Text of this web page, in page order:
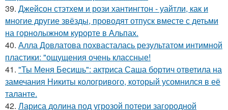
39. Джейсон стэтхем и рози хантингтон - уайтли, как и
многие другие звёзды, проводят отпуск вместе с детьми
на горнолыжном курорте в Альпах.
40. Алла Довлатова похвасталась результатом интимной
пластики: "ощущения очень классные!
41. "Ты Меня Бесишь": актриса Саша бортич ответила на
замечания Никиты кологривого, который усомнился в её
таланте.
42. Лариса долина под угрозой потери загородной